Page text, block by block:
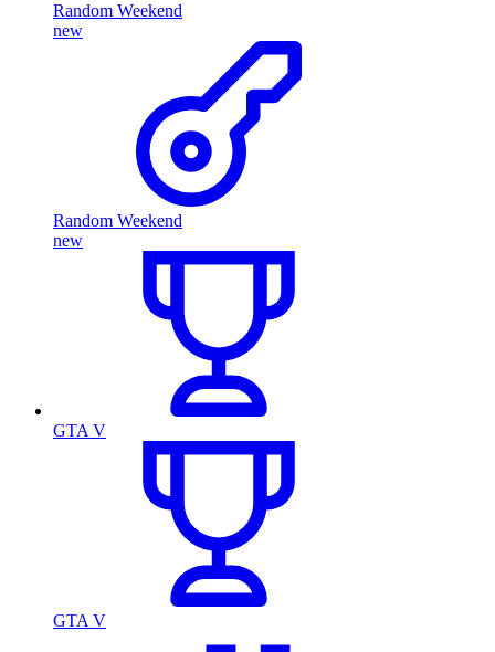
Random Weekend
new
Random Weekend
new
GTA V
GTA V